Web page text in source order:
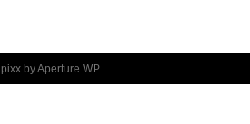
pixx byAperture WP.